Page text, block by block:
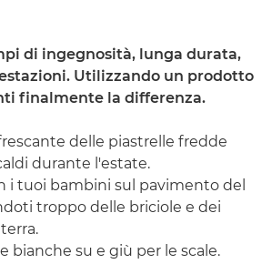
di ingegnosità, lunga durata,
Utilizzando un prodotto
finalmente la differenza.
delle piastrelle fredde
durante l'estate.
i tuoi bambini sul pavimento del
troppo delle briciole e dei
bianche su e giù per le scale.